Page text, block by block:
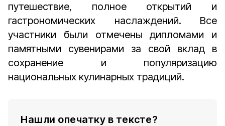
путешествие, полное открытий и
гастрономических наслаждений. Все
участники были отмечены дипломами и
памятными сувенирами за свой вклад в
сохранение и популяризацию
национальных кулинарных традиций.
Нашли опечатку в тексте?